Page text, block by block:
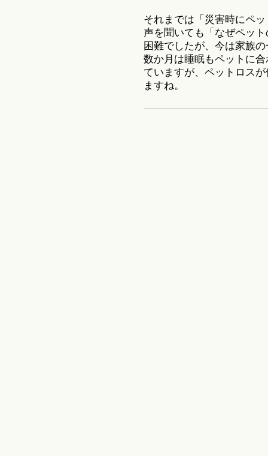
それまでは「災害時にペ
声を聞いても「なぜペッ
困難でしたが、今は家族
数か月は睡眠もペットに
ていますが、ペットロス
ますね。